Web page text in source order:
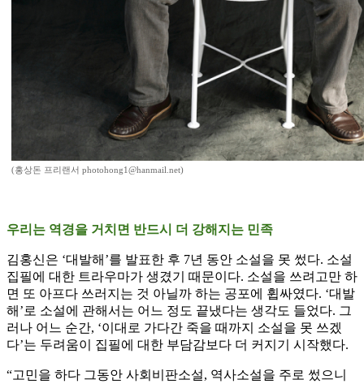
(홍상돈 프리랜서 photohong1@hanmail.net)
우리는 역경을 거치면 반드시 더 강해지는 민족
김홍신은 ‘대발해’를 발표한 후 7년 동안 소설을 못 썼다. 소설
집필에 대한 트라우마가 생겼기 때문이다. 소설을 쓰려고만 하
면 또 아프다 쓰러지는 것 아닐까 하는 공포에 휩싸였다. ‘대발
해’로 소설에 관해서는 어느 정도 끝냈다는 생각도 들었다. 그
러나 어느 순간, ‘이대로 가다간 죽을 때까지 소설을 못 쓰겠
다’는 두려움이 집필에 대한 부담감보다 더 커지기 시작했다.
“고민을 하다 그동안 사회비판소설, 역사소설을 주로 썼으니